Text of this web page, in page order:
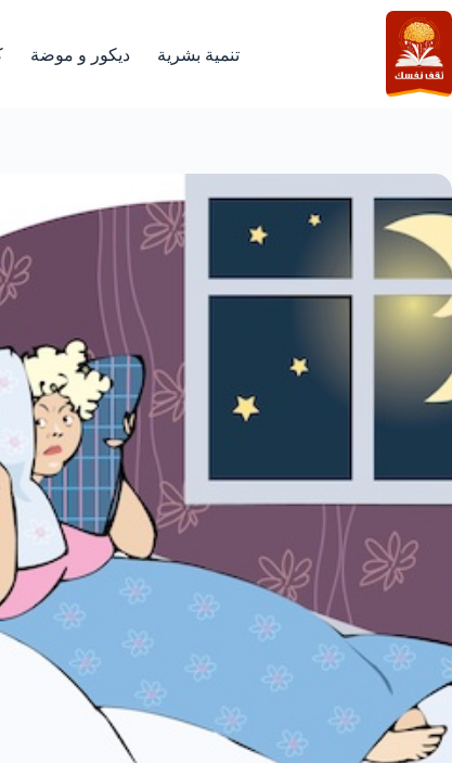
التجاوز
إلى
المحتوى
تنمية بشرية ديكور و موضة